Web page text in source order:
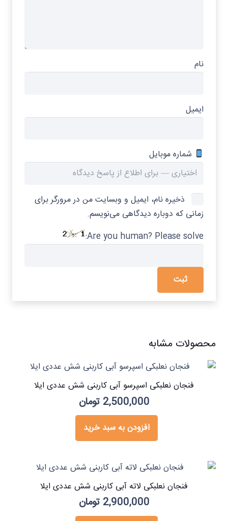
نام
ایمیل
شماره موبایل
ذخیره نام، ایمیل و وبسایت من در مرورگر برای
زمانی که دوباره دیدگاهی می‌نویسم.
Are you human? Please solve:
محصولات مشابه
فنجان نعلبکی اسپرسو آبی کاربنی شش عددی ایلا
2,500,000 تومان
افزودن به سبد خرید
فنجان نعلبکی لاته آبی کاربنی شش عددی ایلا
2,900,000 تومان